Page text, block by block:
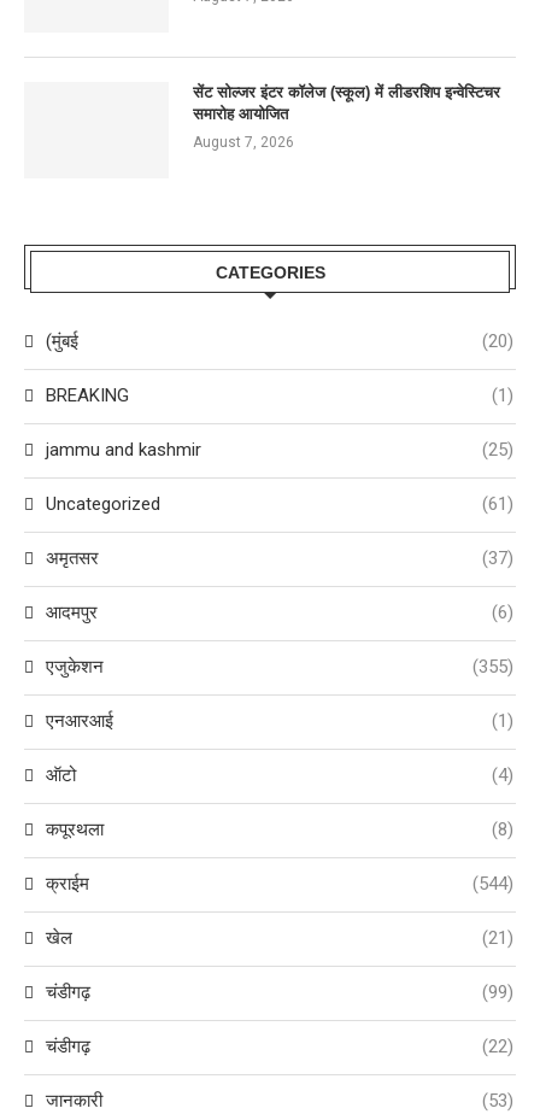
सेंट सोल्जर इंटर कॉलेज (स्कूल) में लीडरशिप इन्वेस्टिचर
समारोह आयोजित
August 7, 2026
CATEGORIES
(मुंबई (20)
BREAKING (1)
jammu and kashmir (25)
Uncategorized (61)
अमृतसर (37)
आदमपुर (6)
एजुकेशन (355)
एनआरआई (1)
ऑटो (4)
कपूरथला (8)
क्राईम (544)
खेल (21)
चंडीगढ़ (99)
चंडीगढ़ (22)
जानकारी (53)